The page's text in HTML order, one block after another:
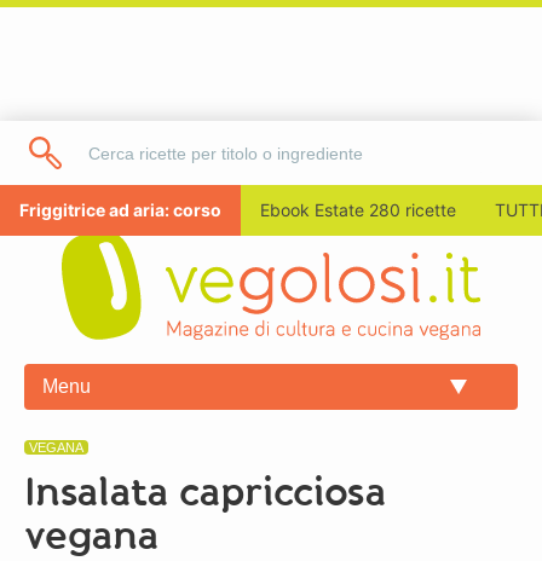
Friggitrice ad aria: corso Ebook Estate 280 ricette
Menu
VEGANA
Insalata capricciosa
vegana